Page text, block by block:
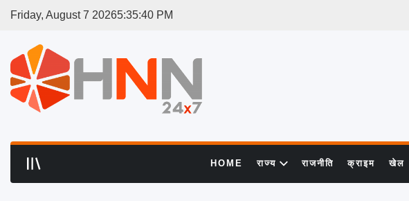
Friday, August 7 20265:35:41 PM
HOME राज्य राजनीति क्राइम खेल